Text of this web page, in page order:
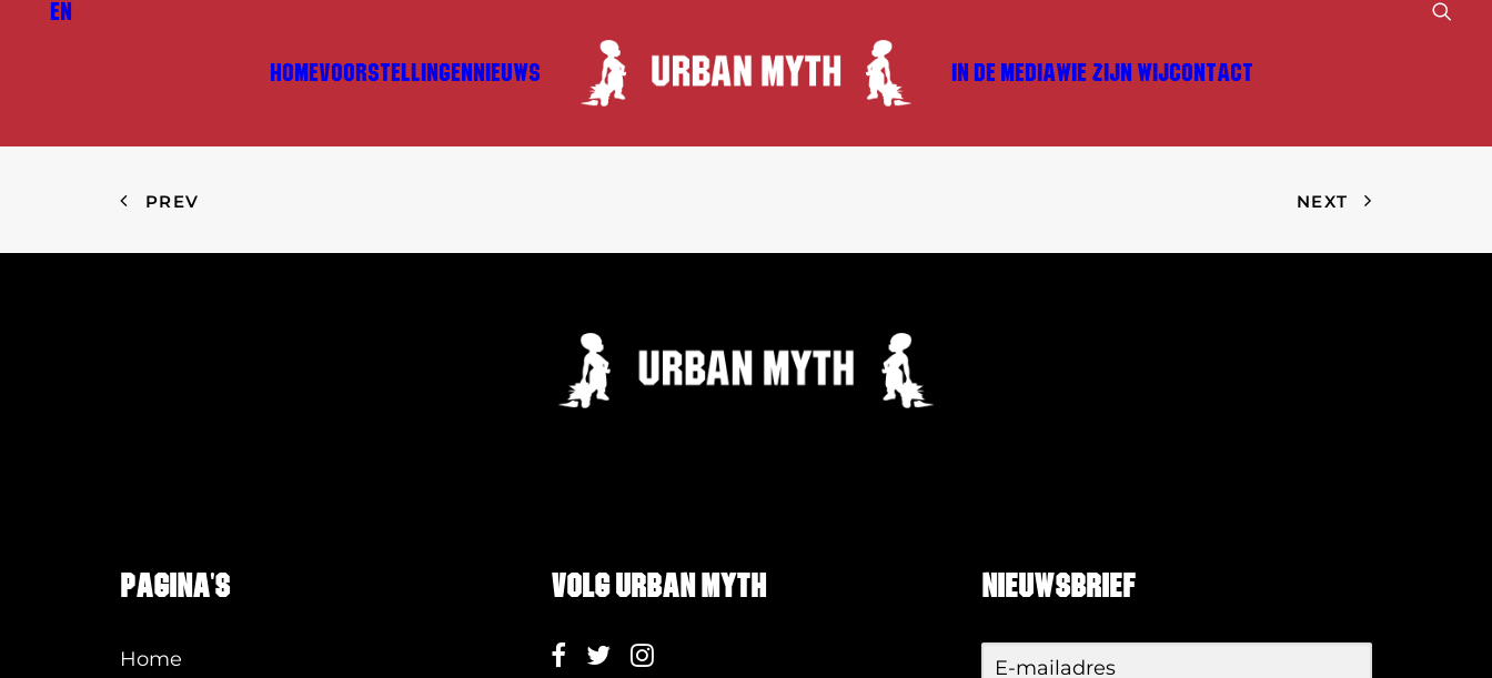
EN
HOMEVOORSTELLINGENNIEUWS IN DE MEDIAWIE ZIJN WIJCONTACT
PREV NEXT
Pagina's
Home
Volg Urban Myth Nieuwsbrief